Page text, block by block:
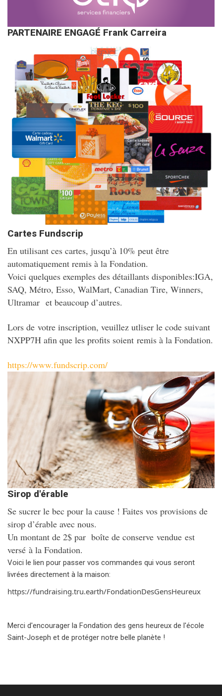
PARTENAIRE ENGAGÉ Frank Carreira
Cartes Fundscrip
En utilisant ces cartes, jusqu’à 10% peut être
automatiquement remis à la Fondation.
Voici quelques exemples des détaillants disponibles:IGA,
SAQ, Métro, Esso, WalMart, Canadian Tire, Winners,
Ultramar et beaucoup d’autres.
Lors de votre inscription, veuillez utliser le code suivant
NXPP7H afin que les profits soient remis à la Fondation.
https://www.fundscrip.com/
Sirop d'érable
Se sucrer le bec pour la cause ! Faites vos provisions de
sirop d’érable avec nous.
Un montant de 2$ par boîte de conserve vendue est
versé à la Fondation.
Voici le lien pour passer vos commandes qui vous seront
livrées directement à la maison:
https://fundraising.tru.earth/FondationDesGensHeureux
Merci d'encourager la Fondation des gens heureux de l'école
Saint-Joseph et de protéger notre belle planète !